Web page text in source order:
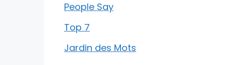
People Say
Top 7
Jardin des Mots